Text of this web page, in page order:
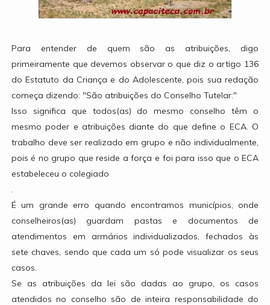
Para entender de quem são as atribuições, digo
primeiramente que devemos observar o que diz o artigo 136
do Estatuto da Criança e do Adolescente, pois sua redação
começa dizendo: "São atribuições do Conselho Tutelar:"
Isso significa que todos(as) do mesmo conselho têm o
mesmo poder e atribuições diante do que define o ECA. O
trabalho deve ser realizado em grupo e não individualmente,
pois é no grupo que reside a força e foi para isso que o ECA
estabeleceu o colegiado
.
É um grande erro quando encontramos municípios, onde
conselheiros(as) guardam pastas e documentos de
atendimentos em armários individualizados, fechados às
sete chaves, sendo que cada um só pode visualizar os seus
casos.
Se as atribuições da lei são dadas ao grupo, os casos
atendidos no conselho são de inteira responsabilidade do